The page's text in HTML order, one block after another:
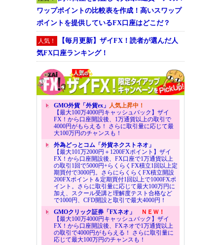
ワップポイントの比較表を作成！高いスワップ
ポイントを提供しているFX口座はどこだ？
人気！
【毎月更新】ザイFX！読者が選んだ人
気FX口座ランキング！
GMO外貨「外貨ex」 人気上昇中！
【最大100万4000円キャッシュバック】ザイ
FX！から口座開設後、1万通貨以上の取引で
4000円がもらえる！ さらに取引量に応じて最
大100万円のチャンスも！
外為どっとコム「外貨ネクストネオ」
【最大101万2000円＋1200FXポイント】ザイ
FX！から口座開設後、FX口座で1万通貨以上
の取引1回で5000円+らくらくFX積立1回以上定
期買付で3000円。さらにらくらくFX積立開設
200FXポイント＆定期買付1回以上で1000FXポ
イント。さらに取引量に応じて最大100万円に
加え、スクール受講と理解度テスト合格など
で1000円、CFD開設と取引で最大4000円！
GMOクリック証券「FXネオ」
ＮＥＷ！
【最大100万4000円キャッシュバック】ザイ
FX！から口座開設後、FXネオで1万通貨以上
の取引で4000円がもらえる！ さらに取引量に
応じて最大100万円のチャンスも！